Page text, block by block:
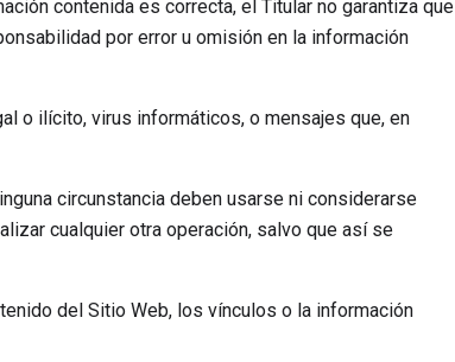
contenida es correcta, el Titular no garantiza que
por error u omisión en la información
o ilícito, virus informáticos, o mensajes que, en
circunstancia deben usarse ni considerarse
cualquier otra operación, salvo que así se
del Sitio Web, los vínculos o la información